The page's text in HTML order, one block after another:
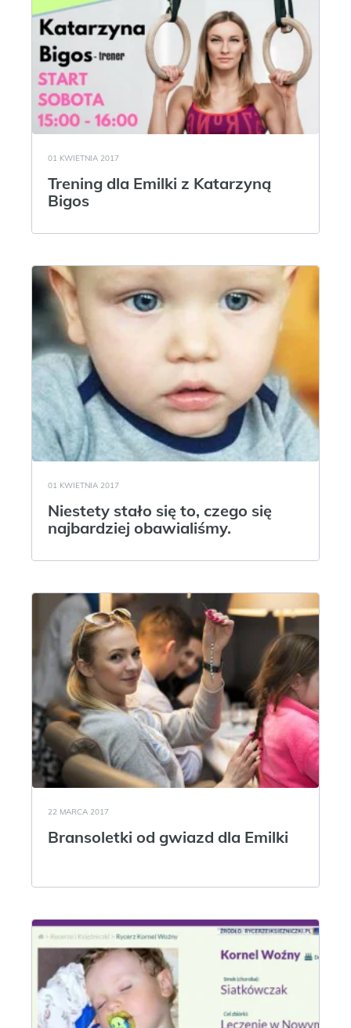
01 KWIETNIA 2017
Trening dla Emilki z Katarzyną
Bigos
01 KWIETNIA 2017
Niestety stało się to, czego się
najbardziej obawialiśmy.
22 MARCA 2017
Bransoletki od gwiazd dla Emilki